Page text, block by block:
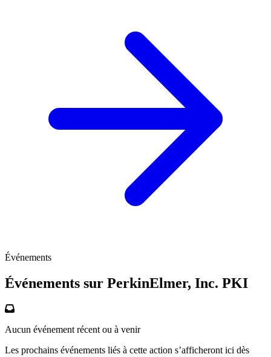
Événements
Événements sur PerkinElmer, Inc. PKI
Aucun événement récent ou à venir
Les prochains événements liés à cette action s’afficheront ici dès